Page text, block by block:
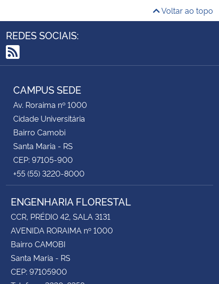
Voltar ao topo
REDES SOCIAIS:
RSS
CAMPUS SEDE
Av. Roraima nº 1000
Cidade Universitária
Bairro Camobi
Santa Maria - RS
CEP: 97105-900
+55 (55) 3220-8000
ENGENHARIA FLORESTAL
CCR, PRÉDIO 42, SALA 3131
AVENIDA RORAIMA nº 1000
Bairro CAMOBI
Santa Maria - RS
CEP: 97105900